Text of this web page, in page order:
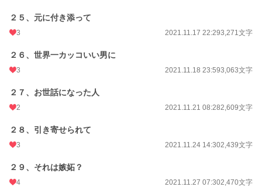
２５、元に付き添って
3 2021.11.17 22:293,271文字
２６、世界一カッコいい男に
3 2021.11.18 23:593,063文字
２７、お世話になった人
2 2021.11.21 08:282,609文字
２８、引き寄せられて
3 2021.11.24 14:302,439文字
２９、それは嫉妬？
4 2021.11.27 07:302,470文字